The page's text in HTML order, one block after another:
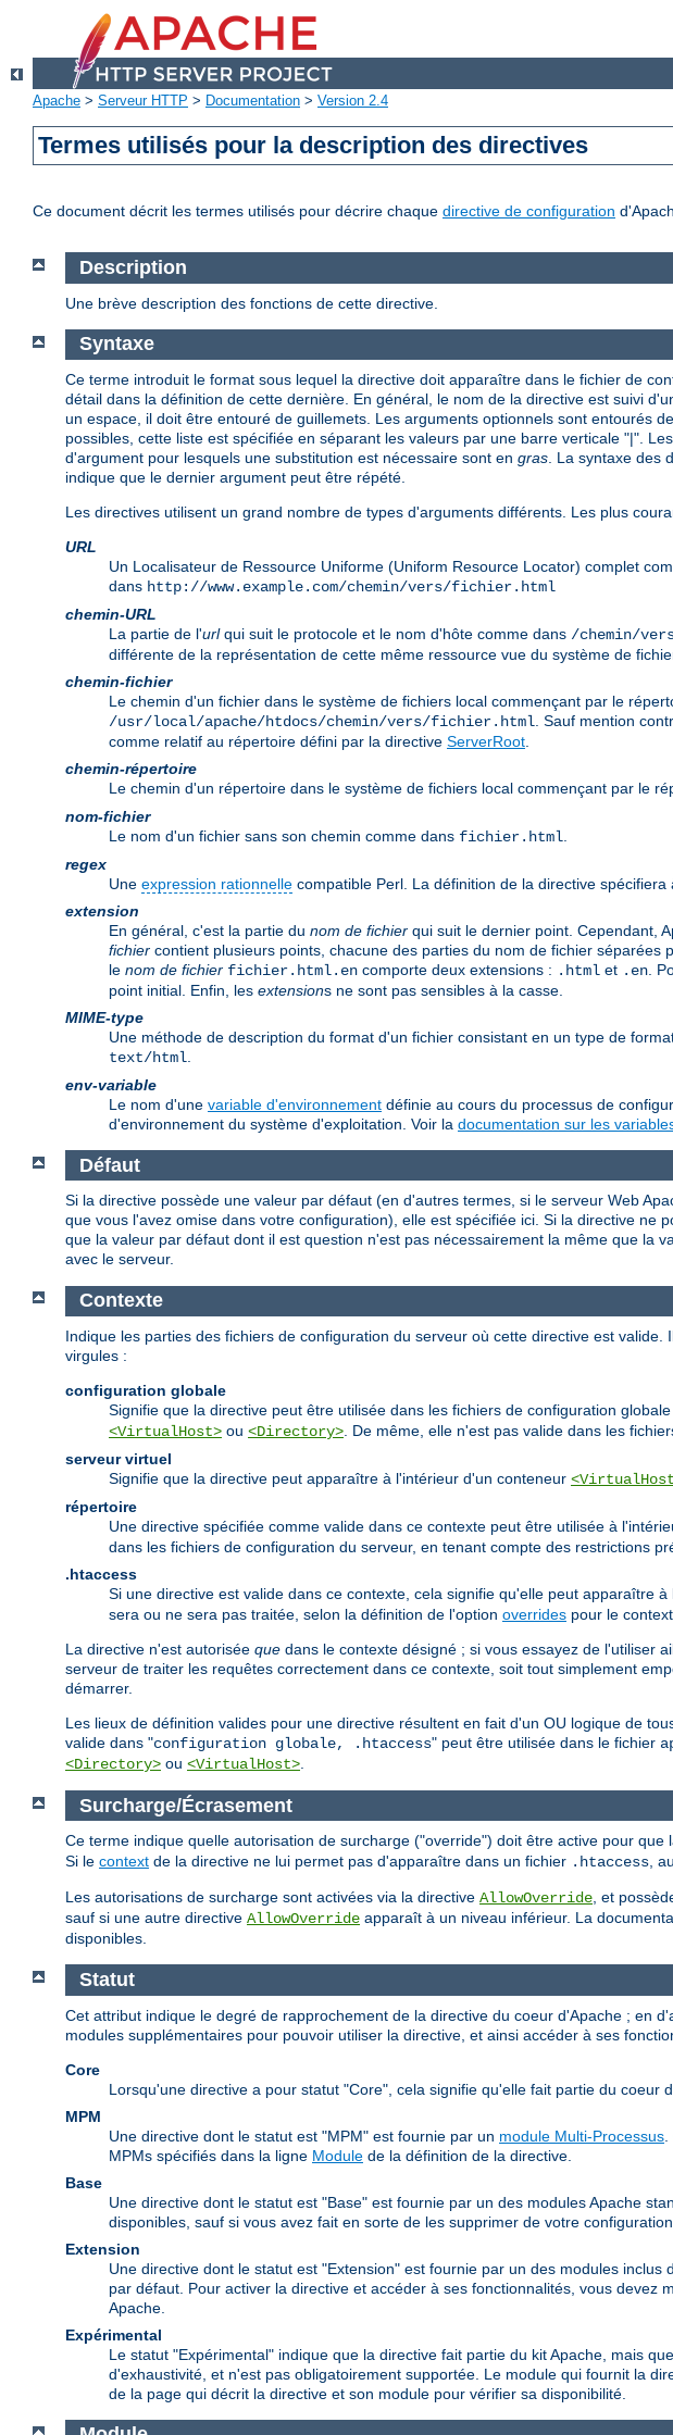
Apache > Serveur HTTP > Documentation > Version 2.4
Termes utilisés pour la description des directives
Ce document décrit les termes utilisés pour décrire chaque directive de configuration
Description
Une brève description des fonctions de cette directive.
Syntaxe
Ce terme introduit le format sous lequel la directive doit apparaître dans le fichier de
détail dans la définition de cette dernière. En général, le nom de la directive est suivi
un espace, il doit être entouré de guillemets. Les arguments optionnels sont entourés
possibles, cette liste est spécifiée en séparant les valeurs par une barre verticale "|".
d'argument pour lesquels une substitution est nécessaire sont en gras . La syntaxe
indique que le dernier argument peut être répété.
Les directives utilisent un grand nombre de types d'arguments différents. Les plus
URL
Un Localisateur de Ressource Uniforme (Uniform Resource Locator) complet
dans http://www.example.com/chemin/vers/fichier.html
chemin-URL
La partie de l'urlqui suit le protocole et le nom d'hôte comme dans /chemin/
différente de la représentation de cette même ressource vue du système de
chemin-fichier
Le chemin d'un fichier dans le système de fichiers local commençant par le
/usr/local/apache/htdocs/chemin/vers/fichier.html . Sauf mention
comme relatif au répertoire défini par la directive ServerRoot
chemin-répertoire
Le chemin d'un répertoire dans le système de fichiers local commençant par le
nom-fichier
Le nom d'un fichier sans son chemin comme dans fichier.html
regex
Une expression rationnelle compatible Perl. La définition de la directive spécifiera
extension
En général, c'est la partie du nom de fichier qui suit le dernier point. Cependant,
fichier contient plusieurs points, chacune des parties du nom de fichier
le nom de fichier fichier.html.en comporte deux extensions : .html et .en .
point initial. Enfin, les extensions ne sont pas sensibles à la casse.
MIME-type
Une méthode de description du format d'un fichier consistant en un type de
text/html
env-variable
Le nom d'une variable d'environnement définie au cours du processus de
d'environnement du système d'exploitation. Voir la documentation sur les
Défaut
Si la directive possède une valeur par défaut (en d'autres termes, si le serveur Web
que vous l'avez omise dans votre configuration), elle est spécifiée ici. Si la directive ne
que la valeur par défaut dont il est question n'est pas nécessairement la même que la
avec le serveur.
Contexte
Indique les parties des fichiers de configuration du serveur où cette directive est
virgules :
configuration globale
Signifie que la directive peut être utilisée dans les fichiers de configuration
<VirtualHost> ou <Directory> . De même, elle n'est pas valide dans les
serveur virtuel
Signifie que la directive peut apparaître à l'intérieur d'un conteneur
répertoire
Une directive spécifiée comme valide dans ce contexte peut être utilisée à
dans les fichiers de configuration du serveur, en tenant compte des restrictions
.htaccess
Si une directive est valide dans ce contexte, cela signifie qu'elle peut apparaître
sera ou ne sera pas traitée, selon la définition de l'option overrides pour le
La directive n'est autorisée que dans le contexte désigné ; si vous essayez de l'utiliser
serveur de traiter les requêtes correctement dans ce contexte, soit tout simplement
démarrer.
Les lieux de définition valides pour une directive résultent en fait d'un OU logique de
valide dans "configuration globale, .htaccess" peut être utilisée dans le fichier
<Directory> ou <VirtualHost>
Surcharge/Écrasement
Ce terme indique quelle autorisation de surcharge ("override") doit être active pour
Si le context de la directive ne lui permet pas d'apparaître dans un fichier .htaccess,
Les autorisations de surcharge sont activées via la directive AllowOverride, et
sauf si une autre directive AllowOverride apparaît à un niveau inférieur. La
disponibles.
Statut
Cet attribut indique le degré de rapprochement de la directive du coeur d'Apache ; en
modules supplémentaires pour pouvoir utiliser la directive, et ainsi accéder à ses
Core
Lorsqu'une directive a pour statut "Core", cela signifie qu'elle fait partie du coeur
MPM
Une directive dont le statut est "MPM" est fournie par un module Multi-Processus
MPMs spécifiés dans la ligne Module de la définition de la directive.
Base
Une directive dont le statut est "Base" est fournie par un des modules Apache
disponibles, sauf si vous avez fait en sorte de les supprimer de votre configuration.
Extension
Une directive dont le statut est "Extension" est fournie par un des modules
par défaut. Pour activer la directive et accéder à ses fonctionnalités, vous
Apache.
Expérimental
Le statut "Expérimental" indique que la directive fait partie du kit Apache, mais
d'exhaustivité, et n'est pas obligatoirement supportée. Le module qui fournit la
de la page qui décrit la directive et son module pour vérifier sa disponibilité.